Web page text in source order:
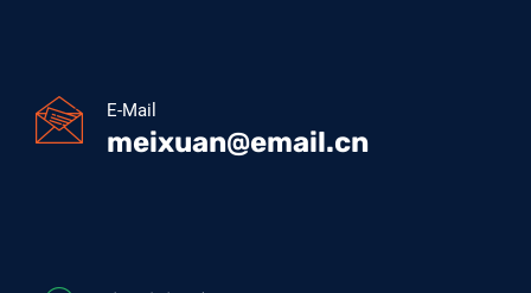
E-Mail
meixuan@email.cn